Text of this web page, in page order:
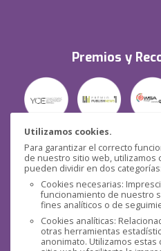
Utilizamos cookies.
Para garantizar el correcto
de nuestro sitio web, utilizamos
pueden dividir en dos categorías:
Cookies necesarias:
funcionamiento de nuestro
fines analíticos o de
Cookies analíticas:
otras herramientas
anonimato. Utilizamos
Premios y
Redes